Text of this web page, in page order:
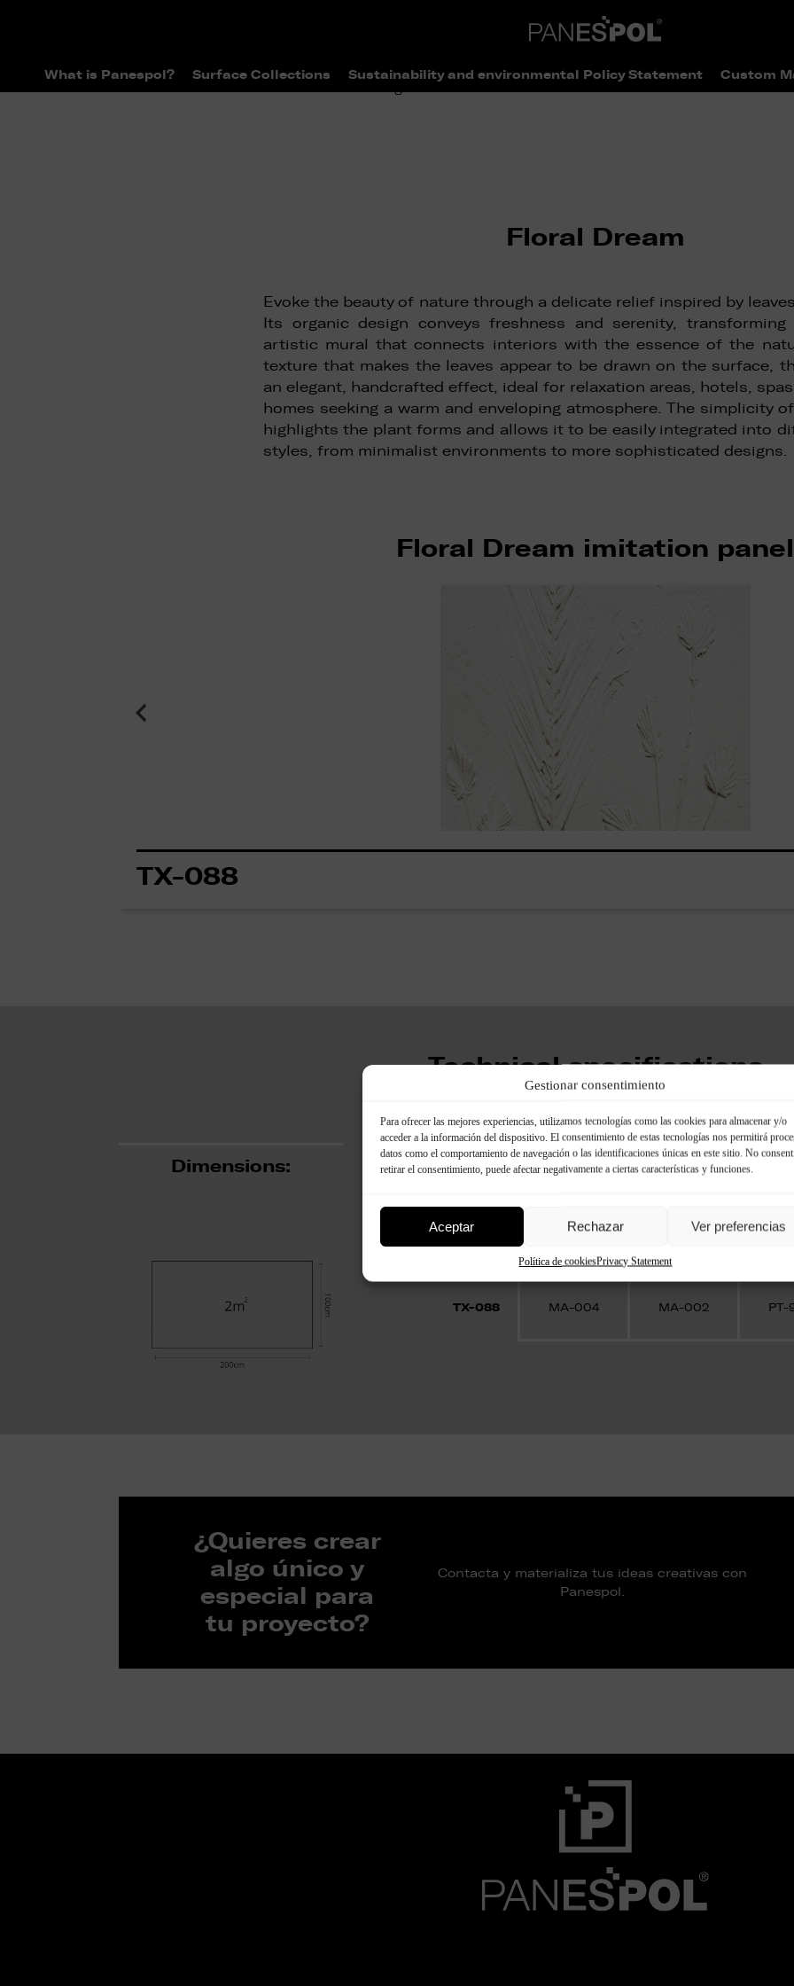
Gestionar consentimiento
Para ofrecer las mejores experiencias, utilizamos tecnologías como las cookies para almacenar y/o
acceder a la información del dispositivo. El consentimiento de estas tecnologías nos permitirá
datos como el comportamiento de navegación o las identificaciones únicas en este sitio. No
retirar el consentimiento, puede afectar negativamente a ciertas características y funciones.
Aceptar Rechazar Ver preferencias
Política de cookiesPrivacy Statement
What is Panespol? Surface Collections Sustainability and environmental Policy Statement Custom
Floral Dream
Evoke the beauty of nature through a delicate relief inspired by
Its organic design conveys freshness and serenity,
artistic mural that connects interiors with the essence of the
texture that makes the leaves appear to be drawn on the surface,
an elegant, handcrafted effect, ideal for relaxation areas, hotels,
homes seeking a warm and enveloping atmosphere. The simplicity
highlights the plant forms and allows it to be easily integrated into
styles, from minimalist environments to more sophisticated designs.
Floral Dream imitation panel
TX-088
Technical specifications
Dimensions: Mounting
Adhesivo Masilla
para
TX-088 MA-004 MA-002 PT-
¿Quieres crear
algo único y
especial para
tu proyecto?
Contacta y materializa tus ideas creativas con
Panespol.